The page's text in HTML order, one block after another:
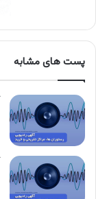
پست های مشابه